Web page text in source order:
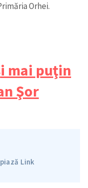
Orhei.
mai puţin
Şor
Link